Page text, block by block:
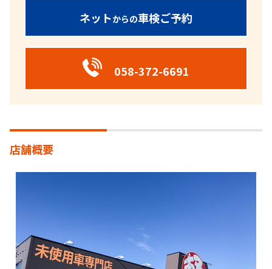
ネットからの車検ご予約
058-372-6691
店舗概要